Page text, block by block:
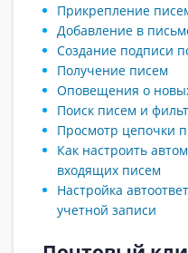
Прикрепление
Добавление в
Создание подписи
Получение писем
Оповещения о
Поиск писем и
Просмотр цепочки
Как настроить
входящих писем
Настройка
учетной записи